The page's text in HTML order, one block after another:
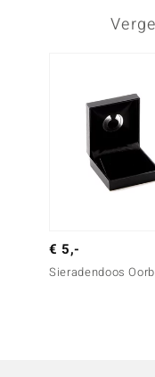
€ 5,-
Sieradendoos